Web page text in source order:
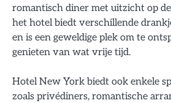
romantisch diner met uitzicht op
het hotel biedt verschillende
en is een geweldige plek om te
genieten van wat vrije tijd.
Hotel New York biedt ook enkele
zoals privédiners, romantische